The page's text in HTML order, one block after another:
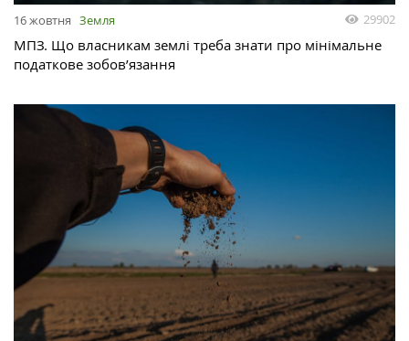
16 жовтня Земля 29902
МПЗ. Що власникам землі треба знати про мінімальне
податкове зобов’язання